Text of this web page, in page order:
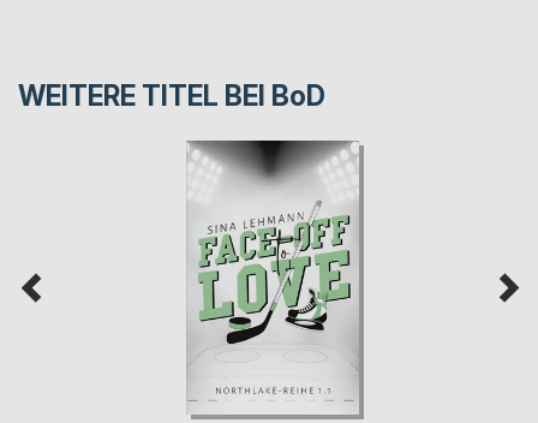
WEITERE TITEL BEI BoD